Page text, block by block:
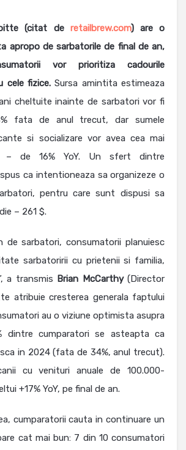
(citat de retailbrew.com) are o
apropo de sarbatorile de final de an,
vor prioritiza cadourile
cele fizice. Sursa amintita estimeaza
cheltuite inainte de sarbatori vor fi
fata de anul trecut, dar sumele
si socializare vor avea cea mai
– de 16% YoY. Un sfert dintre
ca intentioneaza sa organizeze o
pentru care sunt dispusi sa
– 261 $.
de sarbatori, consumatorii planuiesc
sarbatoririi cu prietenii si familia,
a transmis Brian McCarthy (Director
atribuie cresterea generala faptului
au o viziune optimista asupra
dintre cumparatori se asteapta ca
in 2024 (fata de 34%, anul trecut).
cu venituri anuale de 100.000-
+17% YoY, pe final de an.
cumparatorii cauta in continuare un
cat mai bun: 7 din 10 consumatori